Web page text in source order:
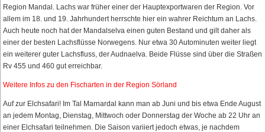
Region Mandal. Lachs war früher einer der Hauptexportwaren der Region. Vor
allem im 18. und 19. Jahrhundert herrschte hier ein wahrer Reichtum an Lachs.
Auch heute noch hat der Mandalselva einen guten Bestand und gilt daher als
einer der besten Lachsflüsse Norwegens. Nur etwa 30 Autominuten weiter liegt
ein weiterer guter Lachsfluss, der Audnaelva. Beide Flüsse sind über die Straßen
Rv 455 und 460 gut erreichbar.
Weitere Infos zu den Fischarten in der Region Sörland
Auf zur Elchsafari! Im Tal Marnardal kann man ab Juni und bis etwa Ende August
an jedem Montag, Dienstag, Mittwoch oder Donnerstag der Woche ab 22 Uhr an
einer Elchsafari teilnehmen. Die Saison variiert jedoch etwas, je nachdem